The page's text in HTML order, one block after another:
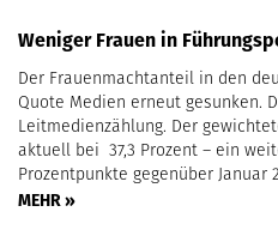
Weniger Frauen in
Der Frauenmachtanteil in den
Quote Medien erneut gesunken.
Leitmedienzählung. Der
aktuell bei 37,3 Prozent – ein
Prozentpunkte gegenüber Januar
MEHR »